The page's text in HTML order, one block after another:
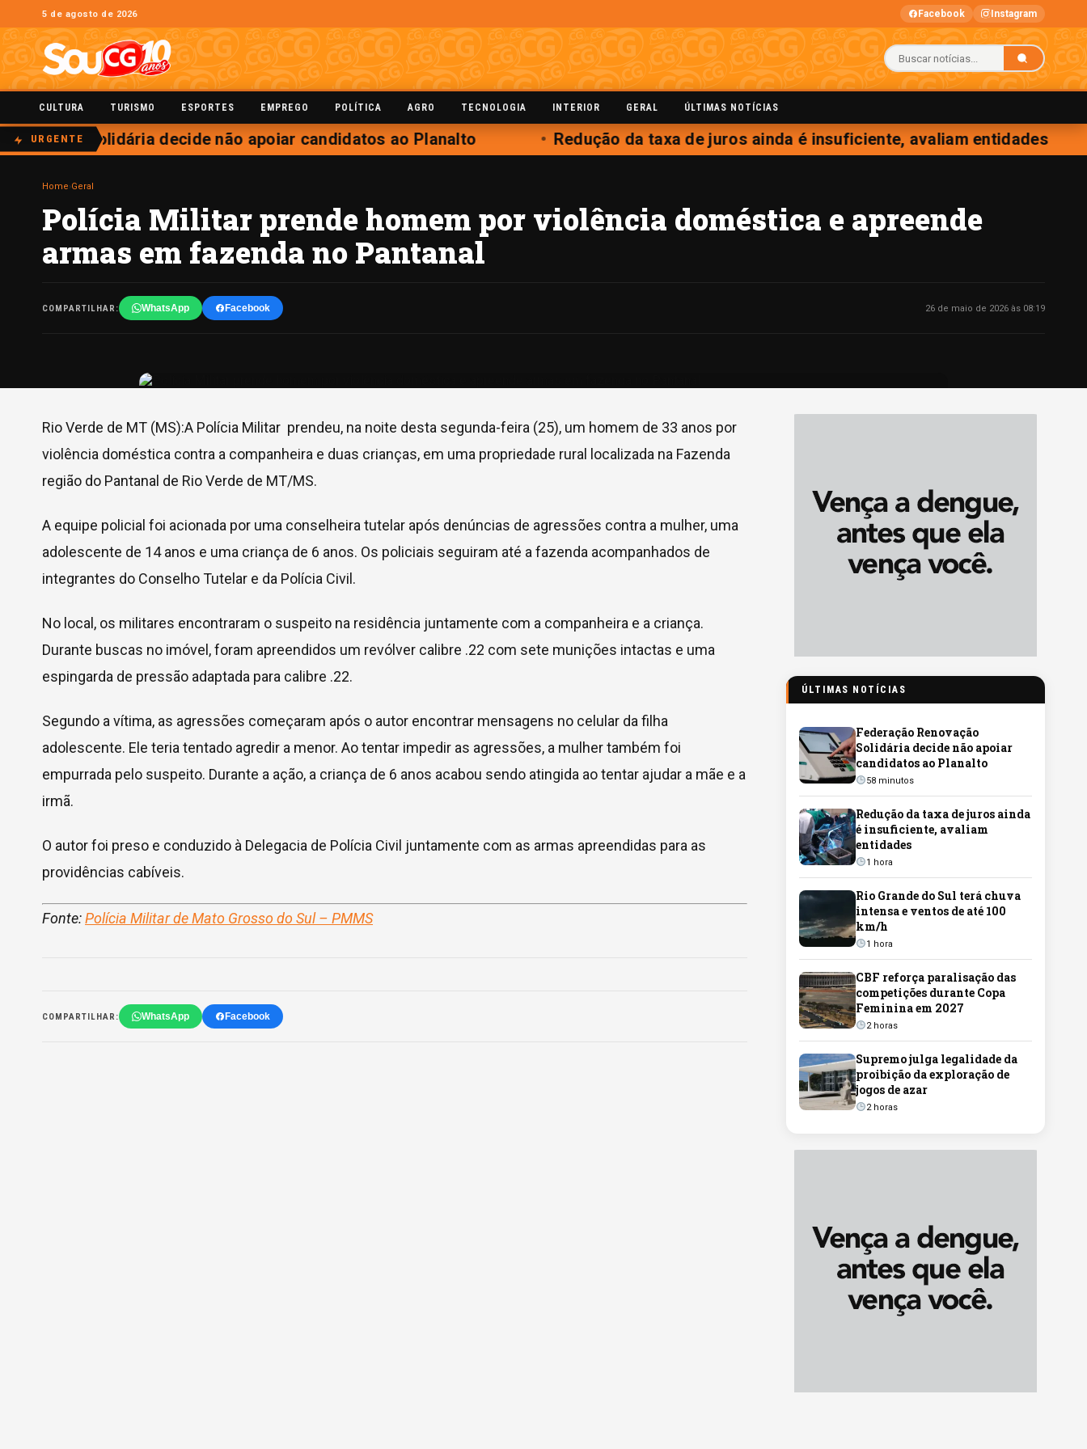
5 de agosto de 2026 Facebook Instagram
CULTURA TURISMO ESPORTES EMPREGO POLÍTICA AGRO TECNOLOGIA INTERIOR GERAL ÚLTIMAS NOTÍCIAS
URGENTESolidária decide não apoiar candidatos ao Planalto Redução da taxa de juros ainda é insuficiente, avaliam entidades
Home Geral
Polícia Militar prende homem por violência doméstica e apreende
armas em fazenda no Pantanal
COMPARTILHAR: WhatsApp Facebook 26 de maio de 2026 às 08:19
Rio Verde de MT (MS):A Polícia Militar prendeu, na noite desta segunda-feira (25), um homem de 33 anos por
violência doméstica contra a companheira e duas crianças, em uma propriedade rural localizada na Fazenda
região do Pantanal de Rio Verde de MT/MS.
A equipe policial foi acionada por uma conselheira tutelar após denúncias de agressões contra a mulher, uma
adolescente de 14 anos e uma criança de 6 anos. Os policiais seguiram até a fazenda acompanhados de
integrantes do Conselho Tutelar e da Polícia Civil.
No local, os militares encontraram o suspeito na residência juntamente com a companheira e a criança.
Durante buscas no imóvel, foram apreendidos um revólver calibre .22 com sete munições intactas e uma
espingarda de pressão adaptada para calibre .22.
Segundo a vítima, as agressões começaram após o autor encontrar mensagens no celular da filha
adolescente. Ele teria tentado agredir a menor. Ao tentar impedir as agressões, a mulher também foi
empurrada pelo suspeito. Durante a ação, a criança de 6 anos acabou sendo atingida ao tentar ajudar a mãe e a
irmã.
O autor foi preso e conduzido à Delegacia de Polícia Civil juntamente com as armas apreendidas para as
providências cabíveis.
Fonte:Polícia Militar de Mato Grosso do Sul – PMMS
COMPARTILHAR: WhatsApp Facebook
ÚLTIMAS NOTÍCIAS
Federação Renovação
Solidária decide não apoiar
candidatos ao Planalto
58 minutos
Redução da taxa de juros ainda
é insuficiente, avaliam
entidades
1 hora
Rio Grande do Sul terá chuva
intensa e ventos de até 100
km/h
1 hora
CBF reforça paralisação das
competições durante Copa
Feminina em 2027
2 horas
Supremo julga legalidade da
proibição da exploração de
jogos de azar
2 horas